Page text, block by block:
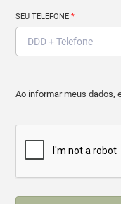
SEU TELEFONE*
Ao informar meus dados,